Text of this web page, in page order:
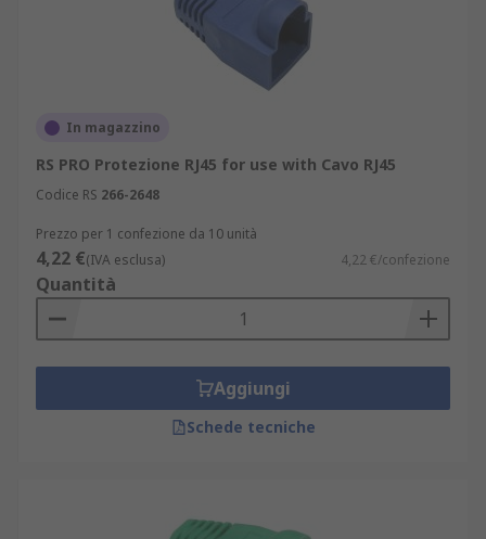
In magazzino
RS PRO Protezione RJ45 for use with Cavo RJ45
Codice RS 266-2648
Prezzo per 1 confezione da 10 unità
4,22 €(IVA esclusa) 4,22 €/confezione
Quantità
Aggiungi
Schede tecniche